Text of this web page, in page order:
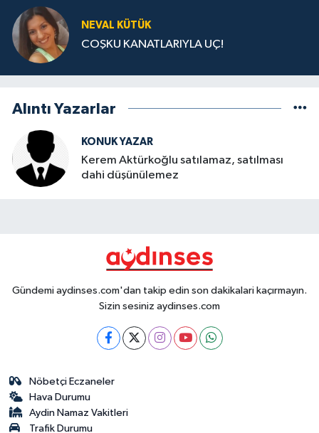
NEVAL KÜTÜK
COŞKU KANATLARIYLA UÇ!
Alıntı Yazarlar
KONUK YAZAR
Kerem Aktürkoğlu satılamaz, satılması
dahi düşünülemez
Gündemi aydinses.com'dan takip edin son dakikalari kaçırmayın.
Sizin sesiniz aydinses.com
Nöbetçi Eczaneler
Hava Durumu
Aydin Namaz Vakitleri
Trafik Durumu